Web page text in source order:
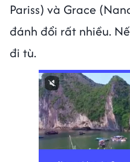
Pariss) và Grace
đánh đổi rất nhiều.
đi tù.